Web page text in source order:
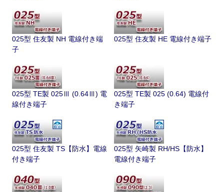
025型 住友製 NH 電線付き端
子
025型 住友製 HE 電線付き端子
025型 TE製 025Ⅲ (0.64Ⅲ) 電
線付き端子
025型 TE製 025 (0.64) 電線付
き端子
025型 住友製 TS【防水】電線
付き端子
025型 矢崎製 RH/HS【防水】
電線付き端子